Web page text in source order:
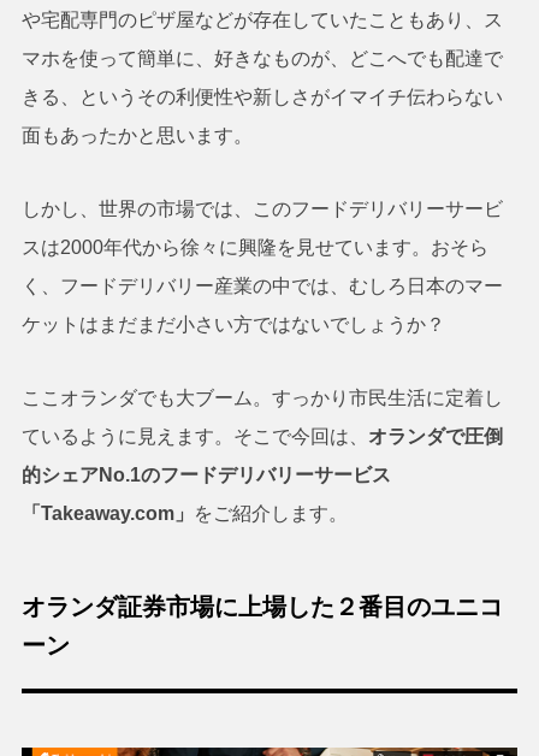
や宅配専門のピザ屋などが存在していたこともあり、ス
マホを使って簡単に、好きなものが、どこへでも配達で
きる、というその利便性や新しさがイマイチ伝わらない
面もあったかと思います。
しかし、世界の市場では、このフードデリバリーサービ
スは2000年代から徐々に興隆を見せています。おそら
く、フードデリバリー産業の中では、むしろ日本のマー
ケットはまだまだ小さい方ではないでしょうか？
ここオランダでも大ブーム。すっかり市民生活に定着し
ているように見えます。そこで今回は、 オランダで圧倒
的シェアNo.1のフードデリバリーサービス
「Takeaway.com」
をご紹介します。
オランダ証券市場に上場した２番目のユニコ
ーン